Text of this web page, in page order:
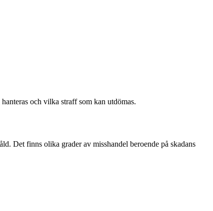
och vilka straff som kan utdömas.
Det finns olika grader av misshandel beroende på skadans